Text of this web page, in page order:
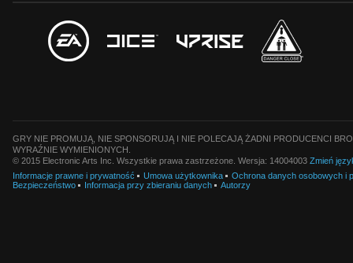
GRY NIE PROMUJĄ, NIE SPONSORUJĄ I NIE POLECAJĄ ŻADNI PRODUCENCI
WYRAŹNIE WYMIENIONYCH.
© 2015 Electronic Arts Inc. Wszystkie prawa zastrzeżone. Wersja: 14004003 Zmień
Informacje prawne i prywatność
Umowa użytkownika
Ochrona danych osobowych i
Bezpieczeństwo
Informacja przy zbieraniu danych Autorzy